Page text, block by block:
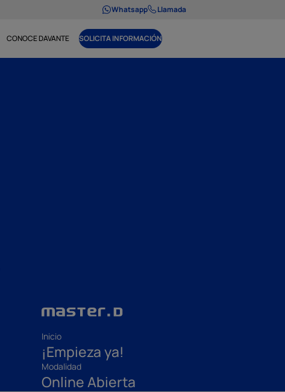
Whatsapp Llamada
CONOCE DAVANTE SOLICITA INFORMACIÓN
Inicio
¡Empieza ya!
Modalidad
Online Abierta